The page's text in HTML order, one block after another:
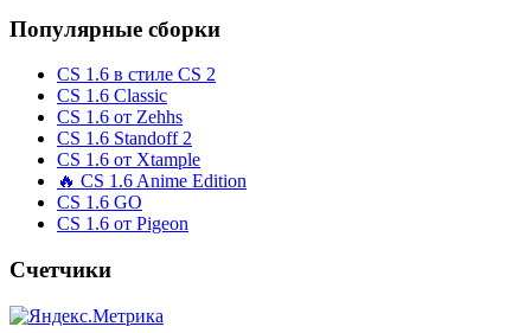
Популярные сборки
CS 1.6 в стиле CS 2
CS 1.6 Classic
CS 1.6 от Zehhs
CS 1.6 Standoff 2
CS 1.6 от Xtample
🔥 CS 1.6 Anime Edition
CS 1.6 GO
CS 1.6 от Pigeon
Счетчики